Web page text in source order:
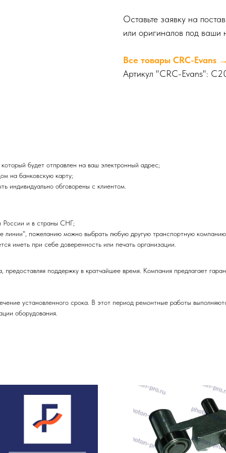
Оставьте заявку на
или оригиналов под ваши
Все товары CRC-Evans
Артикул "CRC-Evans":
будет отправлен на ваш электронный адрес;
на банковскую карту;
индивидуально обговорены с клиентом.
России и в страны СНГ;
линии", пожеланию можно выбрать любую другую транспортную
иметь при себе доверенность или печать организации.
поддержку в кратчайшее время. Компания предлагает
установленного срока. В этот период ремонтные работы
оборудования.